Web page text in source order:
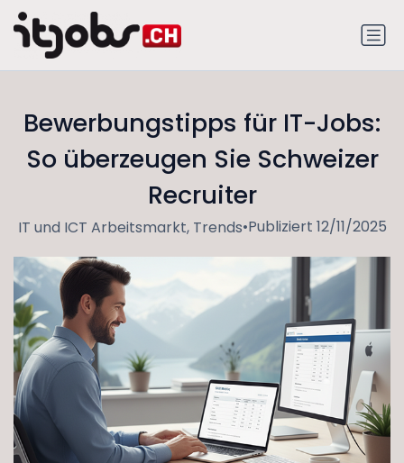
Bewerbungstipps für IT-Jobs:
So überzeugen Sie Schweizer
Recruiter
IT und ICT Arbeitsmarkt, Trends•Publiziert 12/11/2025